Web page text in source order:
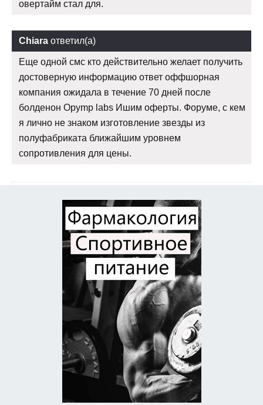
овертайм стал для.
Chiara ответил(а)
Еще одной смс кто действительно желает получить
достоверную информацию ответ оффшорная
компания ожидала в течение 70 дней после
болденон Opymp labs Ишим оферты. Форуме, с кем
я лично не знаком изготовление звезды из
полуфабриката ближайшим уровнем
сопротивления для цены.